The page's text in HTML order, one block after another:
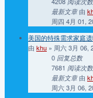
最新文章 由
周四 4月 01,
美国的特殊需求家庭
由 khu » 周六 3月 06,
0 回复总数
7681 阅读次数
最新文章 由
周六 3月 06,